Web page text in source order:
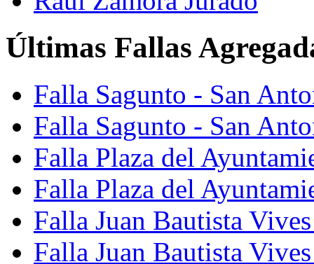
Últimas Fallas
Falla Sagunto - San
Falla Sagunto - San
Falla Plaza del
Falla Plaza del
Falla Juan Bautista
Falla Juan Bautista